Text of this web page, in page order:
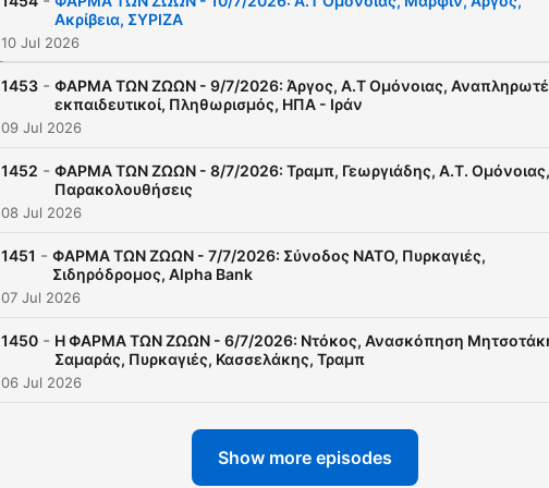
Ακρίβεια, ΣΥΡΙΖΑ
10 Jul 2026
1453 - ΦΑΡΜΑ ΤΩΝ ΖΩΩΝ - 9/7/2026: Άργος, Α.Τ Ομόνοιας,
εκπαιδευτικοί, Πληθωρισμός, ΗΠΑ - Ιράν
09 Jul 2026
1452 - ΦΑΡΜΑ ΤΩΝ ΖΩΩΝ - 8/7/2026: Τραμπ, Γεωργιάδης, Α.Τ. Ομόνοιας,
Παρακολουθήσεις
08 Jul 2026
1451 - ΦΑΡΜΑ ΤΩΝ ΖΩΩΝ - 7/7/2026: Σύνοδος ΝΑΤΟ, Πυρκαγιές,
Σιδηρόδρομος, Alpha Bank
07 Jul 2026
1450 - Η ΦΑΡΜΑ ΤΩΝ ΖΩΩΝ - 6/7/2026: Ντόκος, Ανασκόπηση
Σαμαράς, Πυρκαγιές, Κασσελάκης, Τραμπ
06 Jul 2026
Show more episodes